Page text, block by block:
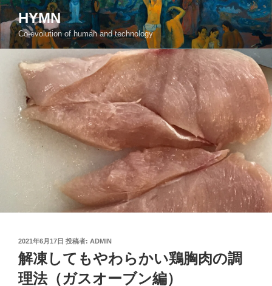
コ
ン
テ
ン
HYMN
Co-evolution of human and technology
投
稿
日:
2021年6月17日 投稿者: ADMIN
解凍してもやわらかい鶏胸肉の調
理法（ガスオーブン編）